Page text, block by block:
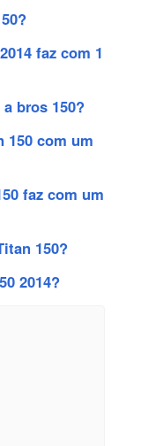
faz com 1
bros 150?
150 com um
faz com um
150?
2014?